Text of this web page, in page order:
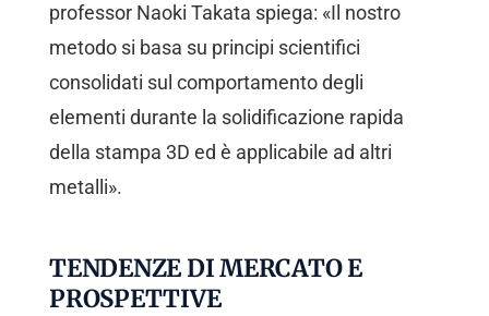
professor Naoki Takata spiega: «Il nostro
metodo si basa su principi scientifici
consolidati sul comportamento degli
elementi durante la solidificazione rapida
della stampa 3D ed è applicabile ad altri
metalli».
TENDENZE DI MERCATO E
PROSPETTIVE